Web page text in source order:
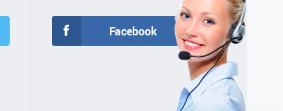
Facebook